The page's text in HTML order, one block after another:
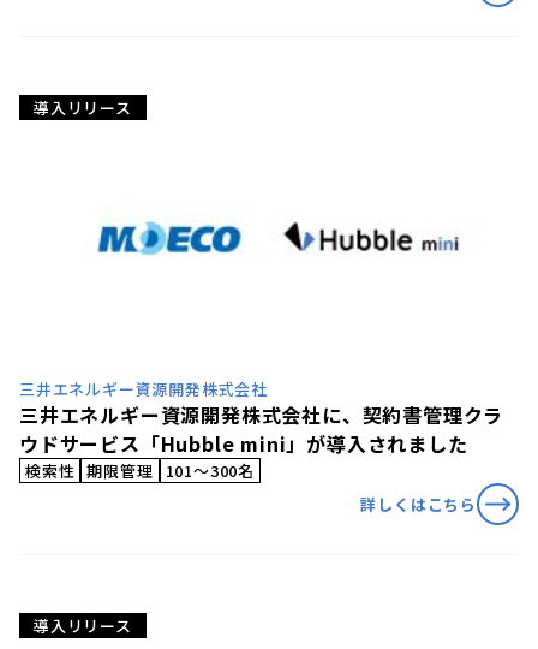
導入リリース
三井エネルギー資源開発株式会社
三井エネルギー資源開発株式会社に、契約書管理クラ
ウドサービス「Hubble mini」が導入されました
検索性 期限管理
101〜300名
詳しくはこちら
導入リリース